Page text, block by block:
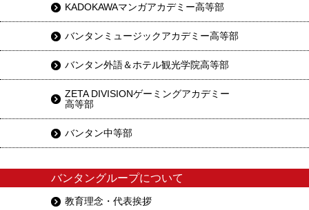
KADOKAWAマンガアカデミー高等部
バンタンミュージックアカデミー高等部
バンタン外語＆ホテル観光学院高等部
ZETA DIVISIONゲーミングアカデミー
高等部
バンタン中等部
バンタングループについて
教育理念・代表挨拶